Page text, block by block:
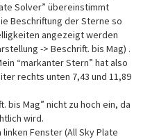
Solver” übereinstimmt
Beschriftung der Sterne so
angezeigt werden
-> Beschrift. bis Mag) .
“markanter Stern” hat also
rechts unten 7,43 und 11,89
bis Mag” nicht zu hoch ein, da
wird.
Fenster (All Sky Plate